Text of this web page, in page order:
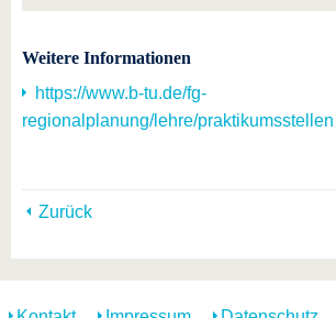
Weitere Informationen
https://www.b-tu.de/fg-
regionalplanung/lehre/praktikumsstellen
Zurück